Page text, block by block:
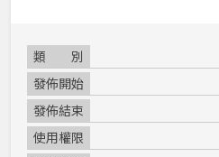
類別
發佈開始
發佈結束
使用權限